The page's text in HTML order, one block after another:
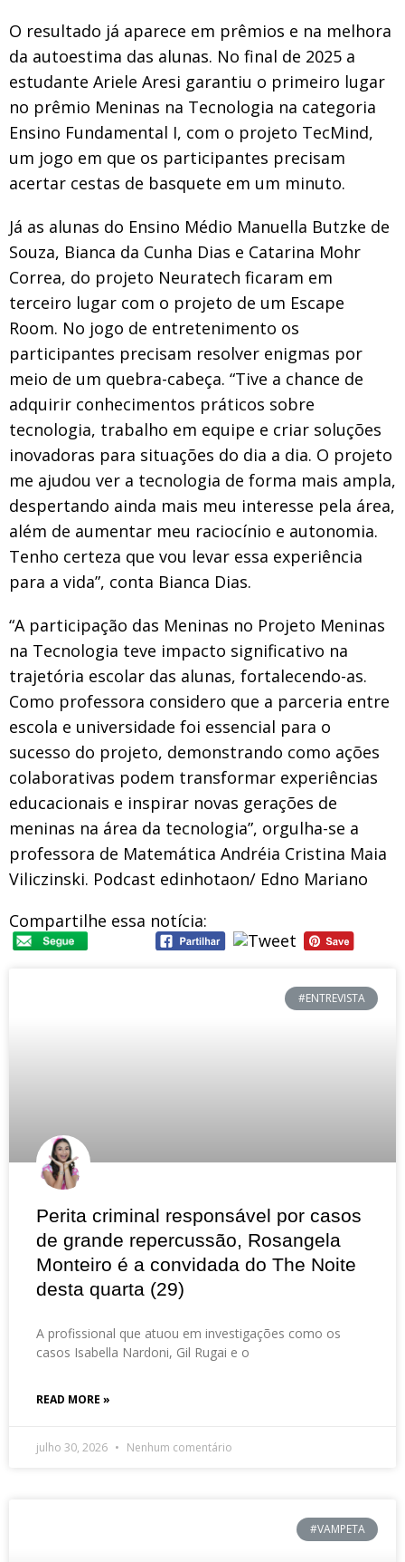
O resultado já aparece em prêmios e na melhora
da autoestima das alunas. No final de 2025 a
estudante Ariele Aresi garantiu o primeiro lugar
no prêmio Meninas na Tecnologia na categoria
Ensino Fundamental I, com o projeto TecMind,
um jogo em que os participantes precisam
acertar cestas de basquete em um minuto.
Já as alunas do Ensino Médio Manuella Butzke de
Souza, Bianca da Cunha Dias e Catarina Mohr
Correa, do projeto Neuratech ficaram em
terceiro lugar com o projeto de um Escape
Room. No jogo de entretenimento os
participantes precisam resolver enigmas por
meio de um quebra-cabeça. “Tive a chance de
adquirir conhecimentos práticos sobre
tecnologia, trabalho em equipe e criar soluções
inovadoras para situações do dia a dia. O projeto
me ajudou ver a tecnologia de forma mais ampla,
despertando ainda mais meu interesse pela área,
além de aumentar meu raciocínio e autonomia.
Tenho certeza que vou levar essa experiência
para a vida”, conta Bianca Dias.
“A participação das Meninas no Projeto Meninas
na Tecnologia teve impacto significativo na
trajetória escolar das alunas, fortalecendo-as.
Como professora considero que a parceria entre
escola e universidade foi essencial para o
sucesso do projeto, demonstrando como ações
colaborativas podem transformar experiências
educacionais e inspirar novas gerações de
meninas na área da tecnologia”, orgulha-se a
professora de Matemática Andréia Cristina Maia
Viliczinski. Podcast edinhotaon/ Edno Mariano
Compartilhe essa notícia:
#ENTREVISTA
Perita criminal responsável por casos
de grande repercussão, Rosangela
Monteiro é a convidada do The Noite
desta quarta (29)
A profissional que atuou em investigações como os
casos Isabella Nardoni, Gil Rugai e o
READ MORE »
julho 30, 2026 Nenhum comentário
#VAMPETA